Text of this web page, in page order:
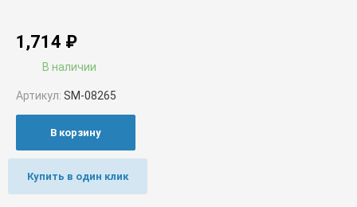
1,714 ₽
В наличии
Артикул: SM-08265
В корзину
Купить в один клик